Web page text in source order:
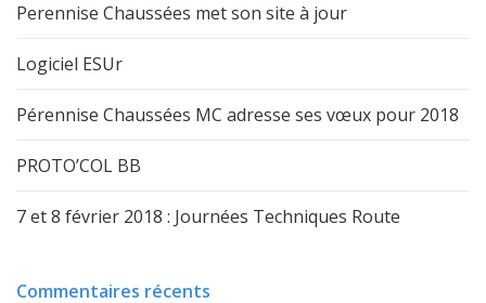
Perennise Chaussées met son site à jour
Logiciel ESUr
Pérennise Chaussées MC adresse ses vœux pour 2018
PROTO’COL BB
7 et 8 février 2018 : Journées Techniques Route
Commentaires récents